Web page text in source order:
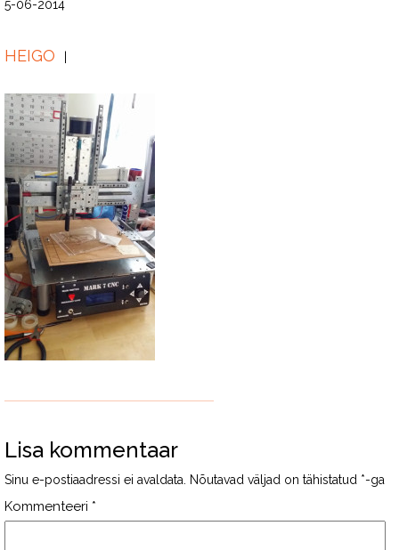
5-06-2014
HEIGO
Lisa kommentaar
Sinu e-postiaadressi ei avaldata. Nõutavad väljad on tähistatud *-ga
Kommenteeri *